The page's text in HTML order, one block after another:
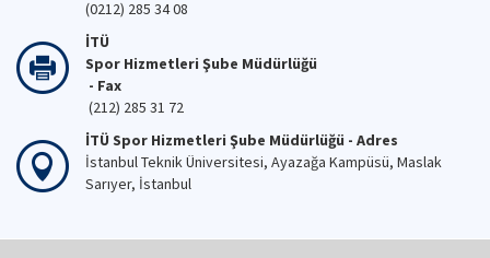
(0212) 285 34 08
İTÜ
Spor Hizmetleri Şube Müdürlüğü
- Fax
(212) 285 31 72
İTÜ Spor Hizmetleri Şube Müdürlüğü - Adres
İstanbul Teknik Üniversitesi, Ayazağa Kampüsü, Maslak
Sarıyer, İstanbul